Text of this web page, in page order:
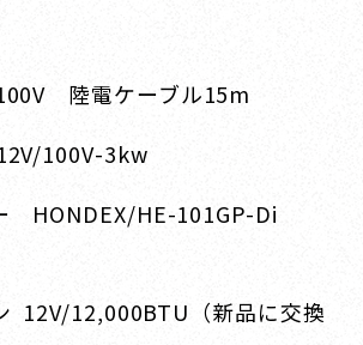
陸電ケーブル15m
100V-3kw
HONDEX/HE-101GP-Di
12V/12,000BTU（新品に交換